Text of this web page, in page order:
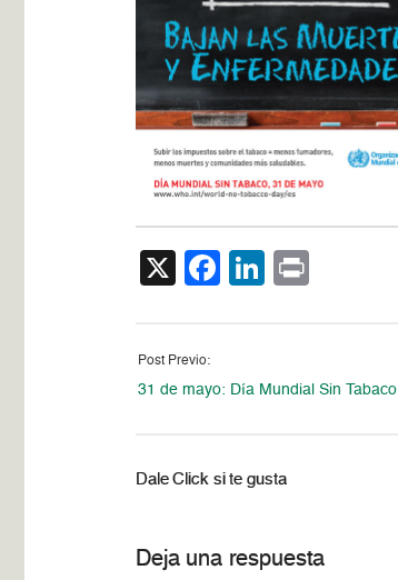
X Facebook
LinkedIn
Post Previo:
31 de mayo: Día Mundial Sin Tabaco
Dale Click si te gusta
Deja una respuesta